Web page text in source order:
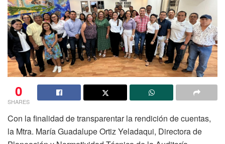
0
SHARES
Con la finalidad de transparentar la rendición de cuentas,
la Mtra. María Guadalupe Ortiz Yeladaqui, Directora de